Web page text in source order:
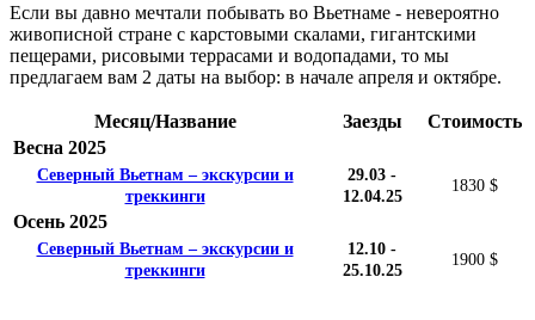
Если вы давно мечтали побывать во Вьетнаме - невероятно
живописной стране с карстовыми скалами, гигантскими
пещерами, рисовыми террасами и водопадами, то мы
предлагаем вам 2 даты на выбор: в начале апреля и октябре.
Месяц/Название Заезды
Стоимость
Весна 2025
Северный Вьетнам – экскурсии и
треккинги
29.03 -
12.04.25
1830 $
Осень 2025
Северный Вьетнам – экскурсии и
треккинги
12.10 -
25.10.25
1900 $